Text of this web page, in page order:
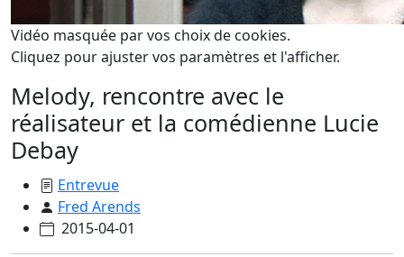
Vidéo masquée par vos choix de cookies.
Cliquez pour ajuster vos paramètres et l'afficher.
Melody, rencontre avec le
réalisateur et la comédienne Lucie
Debay
Entrevue
Fred Arends
2015-04-01